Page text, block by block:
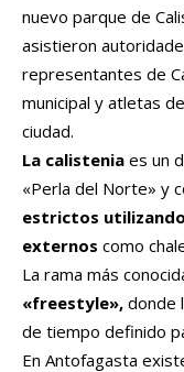
nuevo parque de
asistieron
representantes de
municipal y atletas
ciudad.
La calistenia es un
«Perla del Norte» y
estrictos
externos como
La rama más
«freestyle», donde
de tiempo definido
En Antofagasta